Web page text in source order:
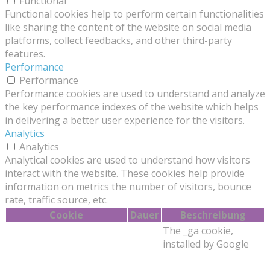
Functional cookies help to perform certain functionalities
like sharing the content of the website on social media
platforms, collect feedbacks, and other third-party
features.
Performance
Performance
Performance cookies are used to understand and analyze
the key performance indexes of the website which helps
in delivering a better user experience for the visitors.
Analytics
Analytics
Analytical cookies are used to understand how visitors
interact with the website. These cookies help provide
information on metrics the number of visitors, bounce
rate, traffic source, etc.
Cookie
Dauer Beschreibung
The _ga cookie,
installed by Google